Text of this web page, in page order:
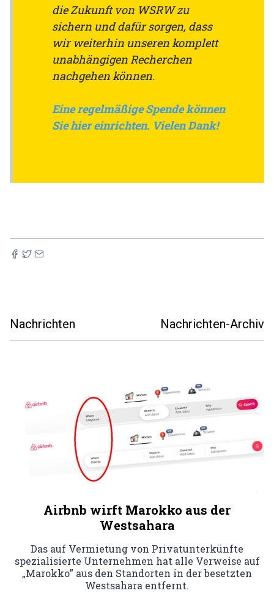
die Zukunft von WSRW zu
sichern und dafür sorgen, dass
wir weiterhin unseren komplett
unabhängigen Recherchen
nachgehen können.
Eine regelmäßige Spende können
Sie hier einrichten. Vielen Dank!
Nachrichten Nachrichten-Archiv
Airbnb wirft Marokko aus der
Westsahara
Das auf Vermietung von Privatunterkünfte
spezialisierte Unternehmen hat alle Verweise auf
„Marokko” aus den Standorten in der besetzten
Westsahara entfernt.